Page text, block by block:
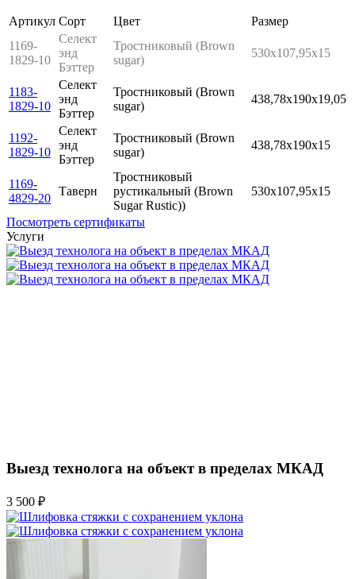
Артикул Сорт Цвет
Размер
1169-
1829-10
Селект
энд
Бэттер
Тростниковый (Brown
sugar)
530x107,95x15
1183-
1829-10
Селект
энд
Бэттер
Тростниковый (Brown
sugar)
438,78x190x19,05
1192-
1829-10
Селект
энд
Бэттер
Тростниковый (Brown
sugar)
438,78x190x15
1169-
4829-20
Таверн
Тростниковый
рустикальный (Brown
Sugar Rustic))
530x107,95x15
Посмотреть сертификаты
Услуги
Выезд технолога на объект в пределах МКАД
3 500 ₽